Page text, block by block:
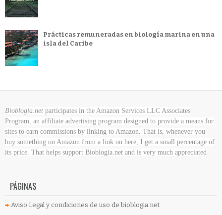
Prácticas remuneradas en biología marina en una
isla del Caribe
Bioblogia.net participates in the Amazon Services LLC Associates
Program, an affiliate advertising program designed to provide a means for
sites to earn commissions by linking to Amazon. That is, whenever you
buy something on Amazon from a link on here, I get a small percentage of
its price. That helps support Bioblogia.net and is very much appreciated
PÁGINAS
Aviso Legal y condiciones de uso de bioblogia.net